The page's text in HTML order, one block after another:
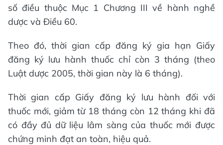
số điều thuộc Mục 1 Chương III về hành nghề
dược và Điều 60.
Theo đó, thời gian cấp đăng ký gia hạn Giấy
đăng ký lưu hành thuốc chỉ còn 3 tháng (theo
Luật dược 2005, thời gian này là 6 tháng).
Thời gian cấp Giấy đăng ký lưu hành đối với
thuốc mới, giảm từ 18 tháng còn 12 tháng khi đã
có đầy đủ dữ liệu lâm sàng của thuốc mới được
chứng minh đạt an toàn, hiệu quả.